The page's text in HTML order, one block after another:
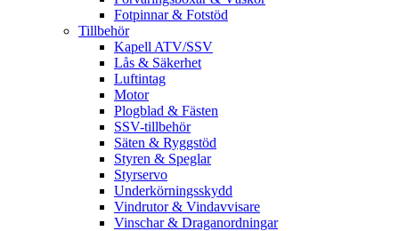
Fotpinnar & Fotstöd
Tillbehör
Kapell ATV/SSV
Lås & Säkerhet
Luftintag
Motor
Plogblad & Fästen
SSV-tillbehör
Säten & Ryggstöd
Styren & Speglar
Styrservo
Underkörningsskydd
Vindrutor & Vindavvisare
Vinschar & Draganordningar